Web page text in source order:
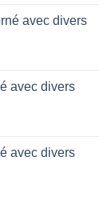
avec divers
avec divers
avec divers